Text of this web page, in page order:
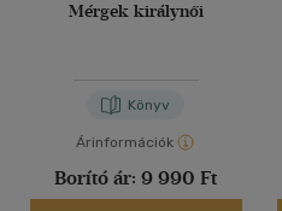
Mérgek királynői
Könyv
Árinformációk
Borító ár: 9 990 Ft